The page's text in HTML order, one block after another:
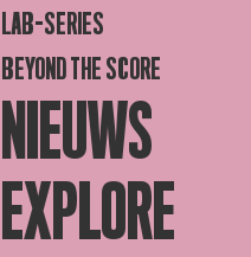
LAB-SERIES
BEYOND THE SCORE
NIEUWS
EXPLORE